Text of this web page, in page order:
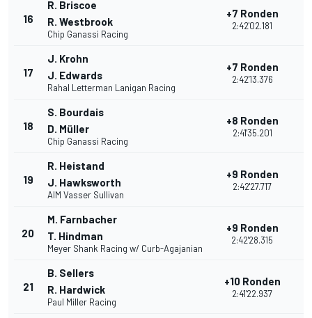
16
R. Briscoe
R. Westbrook
Chip Ganassi Racing
+7 Ronden
2:42'02.181
17
J. Krohn
J. Edwards
Rahal Letterman Lanigan Racing
+7 Ronden
2:42'13.376
18
S. Bourdais
D. Müller
Chip Ganassi Racing
+8 Ronden
2:41'35.201
19
R. Heistand
J. Hawksworth
AIM Vasser Sullivan
+9 Ronden
2:42'27.717
20
M. Farnbacher
T. Hindman
Meyer Shank Racing w/ Curb-Agajanian
+9 Ronden
2:42'28.315
21
B. Sellers
R. Hardwick
Paul Miller Racing
+10 Ronden
2:41'22.937